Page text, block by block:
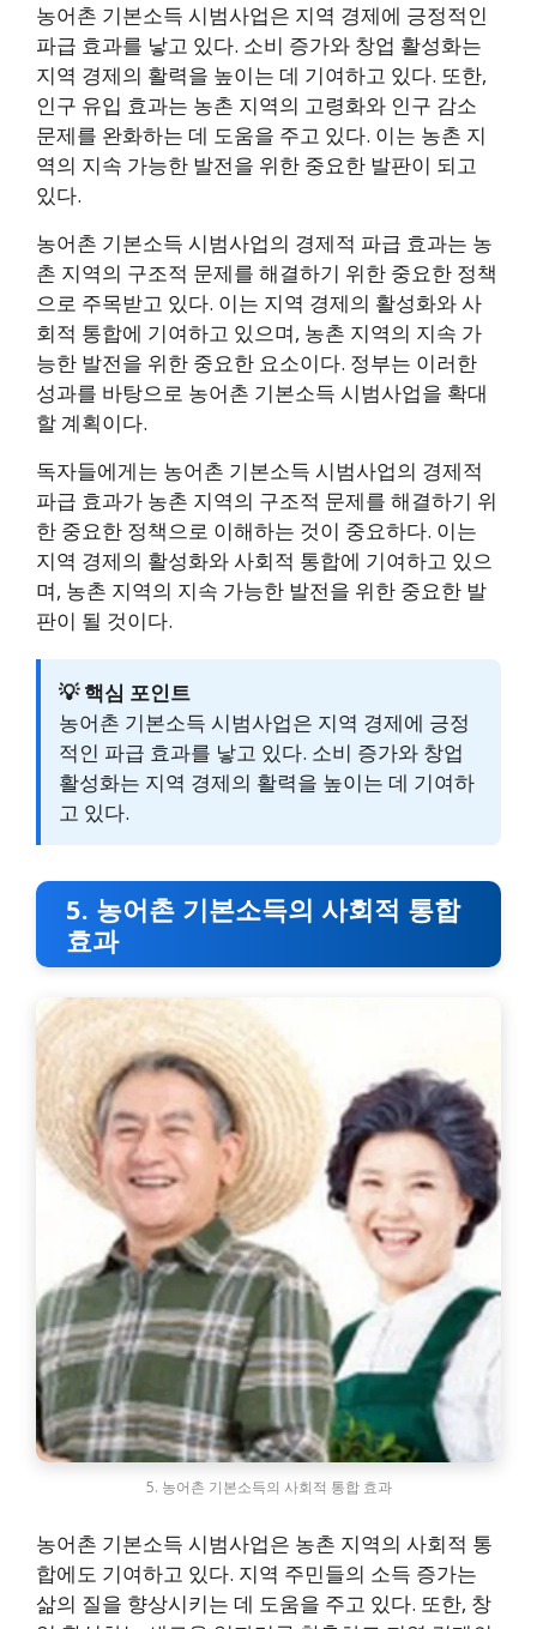
농어촌 기본소득 시범사업은 지역 경제에 긍정적인
파급 효과를 낳고 있다. 소비 증가와 창업 활성화는
지역 경제의 활력을 높이는 데 기여하고 있다. 또한,
인구 유입 효과는 농촌 지역의 고령화와 인구 감소
문제를 완화하는 데 도움을 주고 있다. 이는 농촌 지
역의 지속 가능한 발전을 위한 중요한 발판이 되고
있다.
농어촌 기본소득 시범사업의 경제적 파급 효과는 농
촌 지역의 구조적 문제를 해결하기 위한 중요한 정책
으로 주목받고 있다. 이는 지역 경제의 활성화와 사
회적 통합에 기여하고 있으며, 농촌 지역의 지속 가
능한 발전을 위한 중요한 요소이다. 정부는 이러한
성과를 바탕으로 농어촌 기본소득 시범사업을 확대
할 계획이다.
독자들에게는 농어촌 기본소득 시범사업의 경제적
파급 효과가 농촌 지역의 구조적 문제를 해결하기 위
한 중요한 정책으로 이해하는 것이 중요하다. 이는
지역 경제의 활성화와 사회적 통합에 기여하고 있으
며, 농촌 지역의 지속 가능한 발전을 위한 중요한 발
판이 될 것이다.
💡 핵심 포인트
농어촌 기본소득 시범사업은 지역 경제에 긍정
적인 파급 효과를 낳고 있다. 소비 증가와 창업
활성화는 지역 경제의 활력을 높이는 데 기여하
고 있다.
5. 농어촌 기본소득의 사회적 통합
효과
5. 농어촌 기본소득의 사회적 통합 효과
농어촌 기본소득 시범사업은 농촌 지역의 사회적 통
합에도 기여하고 있다. 지역 주민들의 소득 증가는
삶의 질을 향상시키는 데 도움을 주고 있다. 또한, 창